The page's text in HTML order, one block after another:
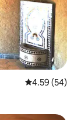
レビュー54
4.59 (54)